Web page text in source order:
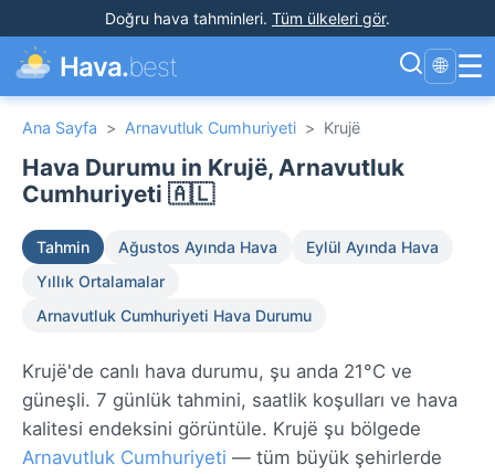
Doğru hava tahminleri. Tüm ülkeleri gör.
Hava.best 🌐 ☰
Ana Sayfa > Arnavutluk Cumhuriyeti > Krujë
Hava Durumu in Krujë, Arnavutluk
Cumhuriyeti 🇦🇱
Tahmin Ağustos Ayında Hava
Eylül Ayında Hava
Yıllık Ortalamalar
Arnavutluk Cumhuriyeti Hava Durumu
Krujë'de canlı hava durumu, şu anda 21°C ve
güneşli. 7 günlük tahmini, saatlik koşulları ve hava
kalitesi endeksini görüntüle. Krujë şu bölgede
Arnavutluk Cumhuriyeti — tüm büyük şehirlerde